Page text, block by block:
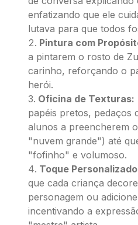
enfatizando que ele
lutava para que todos
Pintura com
a pintarem o rosto de
carinho, reforçando o
herói.
Oficina de Texturas:
papéis pretos, pedaços
alunos a preencherem
"nuvem grande") até
"fofinho" e volumoso.
Toque
que cada criança
personagem ou
incentivando a